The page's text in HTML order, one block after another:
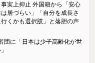
実上抑止 外国籍から「安心
居づらい」「自分を成長さ
くかも選択肢」と落胆の声
団に「日本は少子高齢化が世